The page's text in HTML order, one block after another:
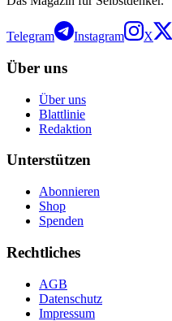
Telegram Instagram X
Über uns
Über uns
Blattlinie
Redaktion
Unterstützen
Abonnieren
Shop
Spenden
Rechtliches
AGB
Datenschutz
Impressum